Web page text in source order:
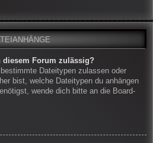
diesem Forum zulässig?
Dateitypen zulassen oder
bist, welche Dateitypen du anhängen
wende dich bitte an die Board-